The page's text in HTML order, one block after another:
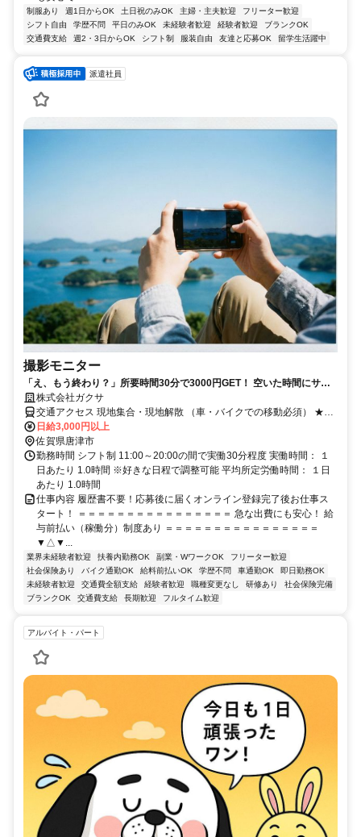
制服あり 週1日からOK 土日祝のみOK 主婦・主夫歓迎
フリーター歓迎
シフト自由
学歴不問 平日のみOK 未経験者歓迎 経験者歓迎
ブランクOK
交通費支給
週2・3日からOK シフト制 服装自由 友達と応募OK 留学生活躍中
派遣社員
撮影モニター
「え、もう終わり？」所要時間30分で3000円GET！ 空いた時間にサク
ッと稼げちゃう♪
株式会社ガクサ
交通アクセス 現地集合・現地解散 （車・バイクでの移動必須） ★直
行直帰OK
日給3,000円以上
佐賀県唐津市
勤務時間 シフト制 11:00～20:00の間で実働30分程度 実働時間： １
日あたり 1.0時間 ※好きな日程で調整可能 平均所定労働時間： １日
あたり 1.0時間
仕事内容 履歴書不要！応募後に届くオンライン登録完了後お仕事ス
タート！ ＝＝＝＝＝＝＝＝＝＝＝＝＝＝＝＝ 急な出費にも安心！ 給
与前払い（稼働分）制度あり ＝＝＝＝＝＝＝＝＝＝＝＝＝＝＝＝
▼△▼...
業界未経験者歓迎 扶養内勤務OK 副業・WワークOK
フリーター歓迎
社会保険あり
バイク通勤OK 給料前払いOK 学歴不問 車通勤OK
即日勤務OK
未経験者歓迎
交通費全額支給 経験者歓迎 職種変更なし 研修あり
社会保険完備
ブランクOK
交通費支給 長期歓迎 フルタイム歓迎
アルバイト・パート